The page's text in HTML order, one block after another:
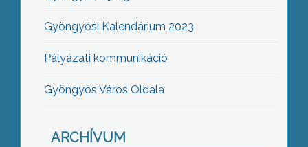
Gyöngyösi Kalendárium 2023
Pályázati kommunikáció
Gyöngyös Város Oldala
ARCHÍVUM